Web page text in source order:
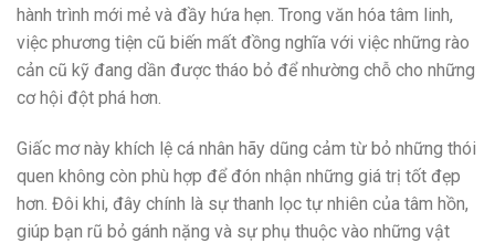
hành trình mới mẻ và đầy hứa hẹn. Trong văn hóa tâm linh,
việc phương tiện cũ biến mất đồng nghĩa với việc những rào
cản cũ kỹ đang dần được tháo bỏ để nhường chỗ cho những
cơ hội đột phá hơn.
Giấc mơ này khích lệ cá nhân hãy dũng cảm từ bỏ những thói
quen không còn phù hợp để đón nhận những giá trị tốt đẹp
hơn. Đôi khi, đây chính là sự thanh lọc tự nhiên của tâm hồn,
giúp bạn rũ bỏ gánh nặng và sự phụ thuộc vào những vật